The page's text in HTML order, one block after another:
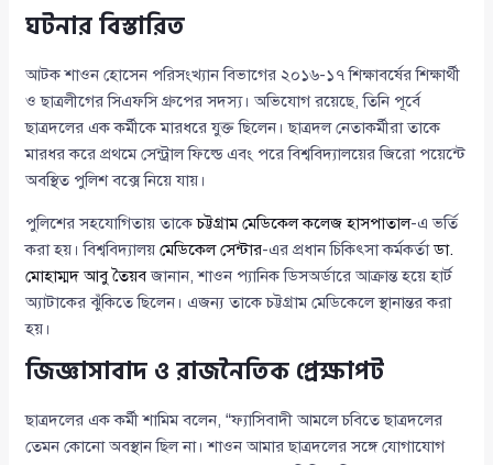
ঘটনার বিস্তারিত
আটক শাওন হোসেন পরিসংখ্যান বিভাগের ২০১৬-১৭ শিক্ষাবর্ষের শিক্ষার্থী
ও ছাত্রলীগের সিএফসি গ্রুপের সদস্য। অভিযোগ রয়েছে, তিনি পূর্বে
ছাত্রদলের এক কর্মীকে মারধরে যুক্ত ছিলেন। ছাত্রদল নেতাকর্মীরা তাকে
মারধর করে প্রথমে সেন্ট্রাল ফিল্ডে এবং পরে বিশ্ববিদ্যালয়ের জিরো পয়েন্টে
অবস্থিত পুলিশ বক্সে নিয়ে যায়।
পুলিশের সহযোগিতায় তাকেচট্টগ্রাম মেডিকেল কলেজ হাসপাতাল-এ ভর্তি
করা হয়। বিশ্ববিদ্যালয়মেডিকেল সেন্টার-এর প্রধান চিকিৎসা কর্মকর্তাডা.
মোহাম্মদ আবু তৈয়বজানান, শাওন প্যানিক ডিসঅর্ডারে আক্রান্ত হয়ে হার্ট
অ্যাটাকের ঝুঁকিতে ছিলেন। এজন্য তাকে চট্টগ্রাম মেডিকেলে স্থানান্তর করা
হয়।
জিজ্ঞাসাবাদ ও রাজনৈতিক প্রেক্ষাপট
ছাত্রদলের এক কর্মী শামিম বলেন, “ফ্যাসিবাদী আমলে চবিতে ছাত্রদলের
তেমন কোনো অবস্থান ছিল না। শাওন আমার ছাত্রদলের সঙ্গে যোগাযোগ